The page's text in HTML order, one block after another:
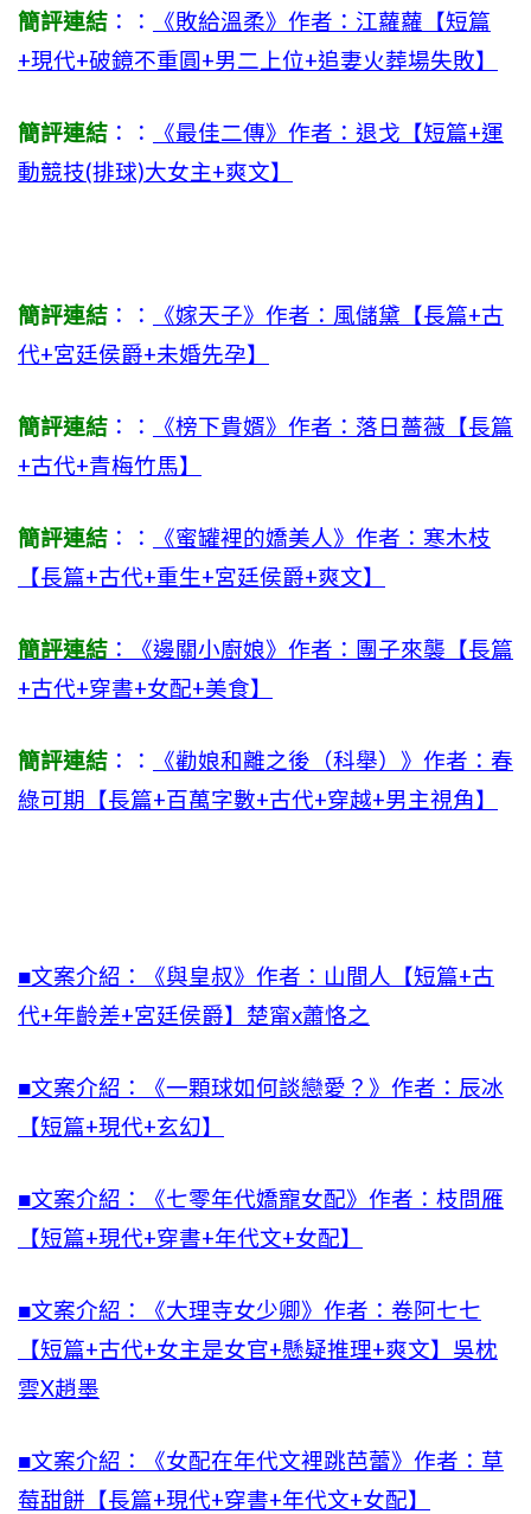
簡評連結 ：：
《敗給溫柔》作者：江蘿蘿【短篇
+現代+破鏡不重圓+男二上位+追妻火葬場失敗】
簡評連結 ：：
《最佳二傳》作者：退戈【短篇+運
動競技(排球)大女主+爽文】
簡評連結 ：：
《嫁天子》作者：風儲黛【長篇+古
代+宮廷侯爵+未婚先孕】
簡評連結 ：：
《榜下貴婿》作者：落日薔薇【長篇
+古代+青梅竹馬】
簡評連結 ：：
《蜜罐裡的嬌美人》作者：寒木枝
【長篇+古代+重生+宮廷侯爵+爽文】
簡評連結 ：《邊關小廚娘》作者：團子來襲【長篇
+古代+穿書+女配+美食】
簡評連結 ：：
《勸娘和離之後（科舉）》作者：春
綠可期【長篇+百萬字數+古代+穿越+男主視角】
■文案介紹：《與皇叔》作者：山間人【短篇+古
代+年齡差+宮廷侯爵】楚甯x蕭恪之
■文案介紹：《一顆球如何談戀愛？》作者：辰冰
【短篇+現代+玄幻】
■文案介紹：《七零年代嬌寵女配》作者：枝問雁
【短篇+現代+穿書+年代文+女配】
■文案介紹：《大理寺女少卿》作者：卷阿七七
【短篇+古代+女主是女官+懸疑推理+爽文】吳枕
雲X趙墨
■文案介紹：《女配在年代文裡跳芭蕾》作者：草
莓甜餅【長篇+現代+穿書+年代文+女配】